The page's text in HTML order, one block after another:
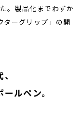
。製品化までわずか
ターグリップ」の開
ルペン。